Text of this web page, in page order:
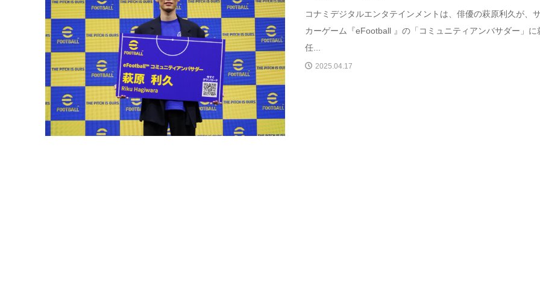
コナミデジタルエンタテインメントは、俳優の萩原利久が、
カーゲーム『eFootball 』の「コミュニティアンバサダー」に
任...
2025.04.17